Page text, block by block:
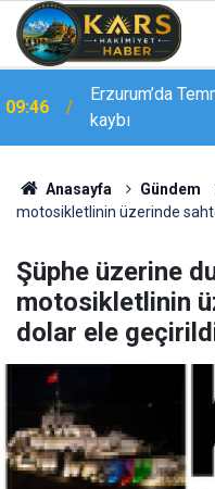
09:46
Erzurum’da
kaybı
09:45
Erzurum
"Sevinç hüzne
Anasayfa Gündem
motosikletlinin üzerinde
Şüphe üzerine
motosikletlinin
dolar ele